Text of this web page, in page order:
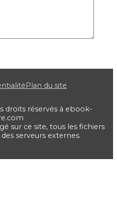
Plan du site
droits réservés à ebook-
sur ce site, tous les fichiers
serveurs externes.